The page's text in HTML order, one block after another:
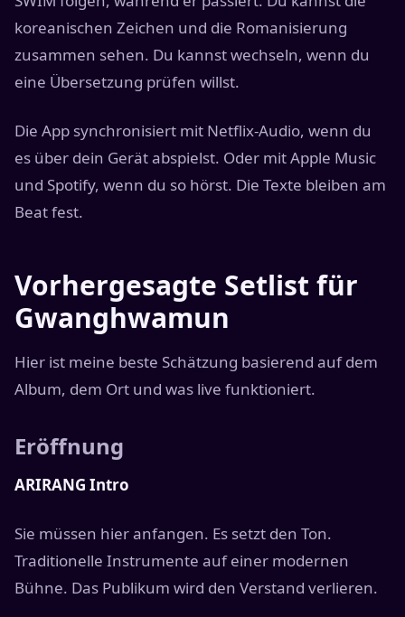
koreanischen Zeichen und die Romanisierung
zusammen sehen. Du kannst wechseln, wenn du
eine Übersetzung prüfen willst.
Die App synchronisiert mit Netflix-Audio, wenn du
es über dein Gerät abspielst. Oder mit Apple Music
und Spotify, wenn du so hörst. Die Texte bleiben am
Beat fest.
Vorhergesagte Setlist für
Gwanghwamun
Hier ist meine beste Schätzung basierend auf dem
Album, dem Ort und was live funktioniert.
Eröffnung
ARIRANG Intro
Sie müssen hier anfangen. Es setzt den Ton.
Traditionelle Instrumente auf einer modernen
Bühne. Das Publikum wird den Verstand verlieren.